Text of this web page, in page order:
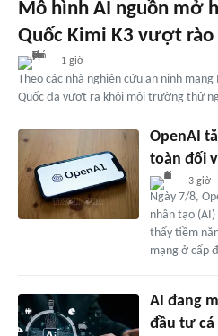
Mô hình AI nguồn mở
Quốc Kimi K3 vượt
1 giờ
Theo các nhà nghiên cứu an ninh
Quốc đã vượt ra khỏi môi trường thử
OpenAI
toàn đối
3 giờ
Ngày 7/8,
nhân tạo
thấy tiềm
mạng ở cấp
AI đang
đầu tư